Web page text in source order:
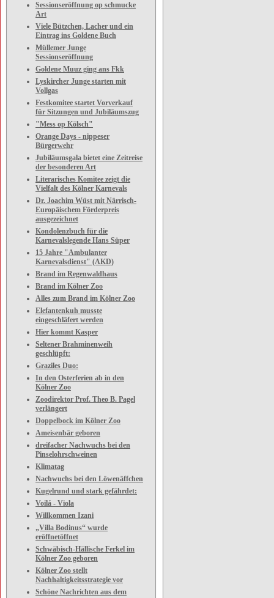
Sessionseröffnung op schmucke
Art
Viele Bützchen, Lacher und ein
Eintrag ins Goldene Buch
Müllemer Junge
Sessionseröffnung
Goldene Muuz ging ans Fkk
Lyskircher Junge starten mit
Vollgas
Festkomitee startet Vorverkauf
für Sitzungen und Jubiläumszug
"Mess op Kölsch"
Orange Days - nippeser
Bürgerwehr
Jubiläumsgala bietet eine Zeitreise
der besonderen Art
Literarisches Komitee zeigt die
Vielfalt des Kölner Karnevals
Dr. Joachim Wüst mit Närrisch-
Europäischem Förderpreis
ausgezeichnet
Kondolenzbuch für die
Karnevalslegende Hans Süper
15 Jahre "Ambulanter
Karnevalsdienst" (AKD)
Brand im Regenwaldhaus
Brand im Kölner Zoo
Alles zum Brand im Kölner Zoo
Elefantenkuh musste
eingeschläfert werden
Hier kommt Kasper
Seltener Brahminenweih
geschlüpft:
Graziles Duo:
In den Osterferien ab in den
Kölner Zoo
Zoodirektor Prof. Theo B. Pagel
verlängert
Doppelbock im Kölner Zoo
Ameisenbär geboren
dreifacher Nachwuchs bei den
Pinselohrschweinen
Klimatag
Nachwuchs bei den Löwenäffchen
Kugelrund und stark gefährdet:
Voilá - Viola
Willkommen Izani
„Villa Bodinus“ wurde
eröffnetöffnet
Schwäbisch-Hällische Ferkel im
Kölner Zoo geboren
Kölner Zoo stellt
Nachhaltigkeitsstrategie vor
Schöne Nachrichten aus dem